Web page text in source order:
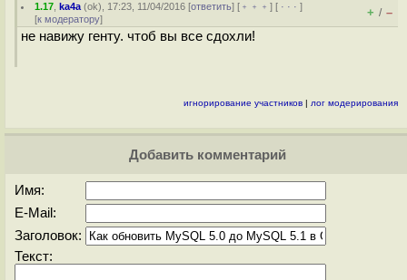
1.17 ,ka4a (ok), 17:23, 11/04/2016 [ответить] [ ﹢﹢﹢] [ · · ·]
[к модератору] + / –
не навижу генту. чтоб вы все сдохли!
игнорирование участников | лог модерирования
Добавить комментарий
Имя:
E-Mail:
Заголовок:
Текст: